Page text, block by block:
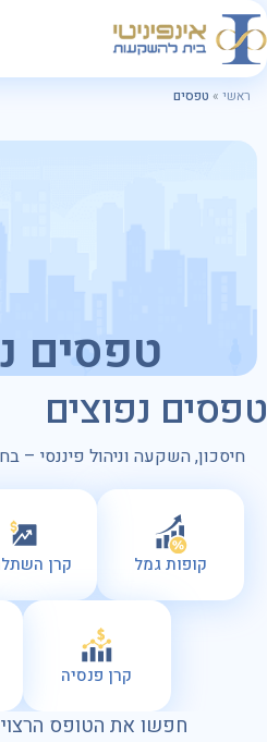
ראשי » טפסים
טפסים
טפסים נפוצים
חיסכון, השקעה וניהול פיננסי –
קופות גמל קרן
קרן פנסיה
חפשו את הטופס הרצוי